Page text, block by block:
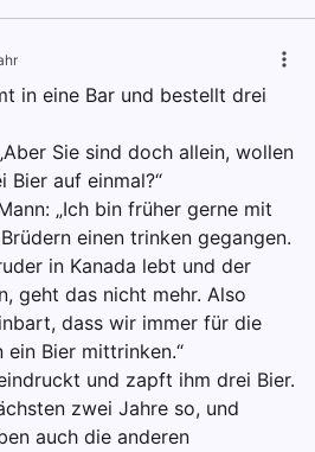
in eine Bar und bestellt drei
Sie sind doch allein, wollen
Bier auf einmal?“
„Ich bin früher gerne mit
einen trinken gegangen.
in Kanada lebt und der
geht das nicht mehr. Also
dass wir immer für die
ein Bier mittrinken.“
und zapft ihm drei Bier.
zwei Jahre so, und
auch die anderen